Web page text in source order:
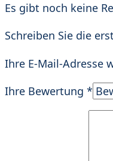
Es gibt noch keine
Schreiben Sie die
Ihre E-Mail-Adresse
Ihre Bewertung *